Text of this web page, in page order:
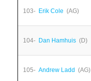
103- Erik Cole (AG)
104- Dan Hamhuis (D)
105- Andrew Ladd (AG)